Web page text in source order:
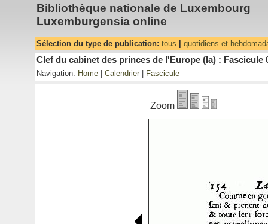
Bibliothèque nationale de Luxembourg
Luxemburgensia online
Sélection du type de publication: tous quotidiens et
Clef du cabinet des princes de l'Europe (la) : Fascicule
Navigation: Home Calendrier Fascicule
Zoom